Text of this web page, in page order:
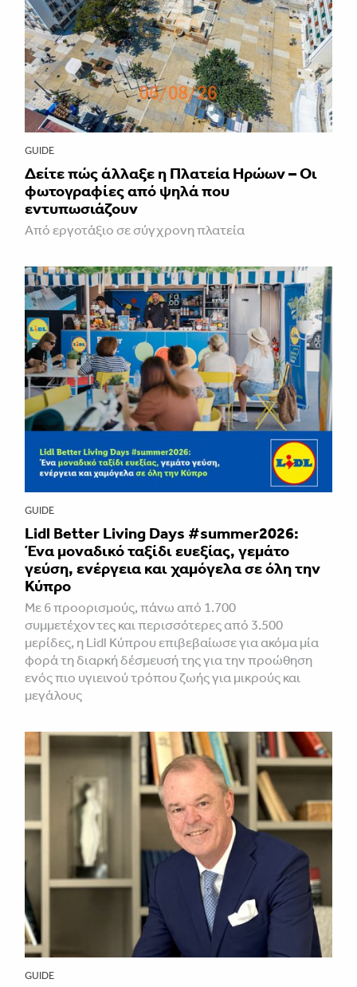
GUIDE
Δείτε πώς άλλαξε η Πλατεία Ηρώων – Οι
φωτογραφίες από ψηλά που
εντυπωσιάζουν
Από εργοτάξιο σε σύγχρονη πλατεία
GUIDE
Lidl Better Living Days #summer2026:
Ένα μοναδικό ταξίδι ευεξίας, γεμάτο
γεύση, ενέργεια και χαμόγελα σε όλη την
Κύπρο
Με 6 προορισμούς, πάνω από 1.700
συμμετέχοντες και περισσότερες από 3.500
μερίδες, η Lidl Κύπρου επιβεβαίωσε για ακόμα μία
φορά τη διαρκή δέσμευσή της για την προώθηση
ενός πιο υγιεινού τρόπου ζωής για μικρούς και
μεγάλους
GUIDE